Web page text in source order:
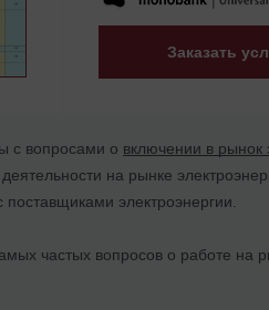
Заказать
с вопросами о включении в рынок
на рынке
электроэнергии.
частых вопросов о работе на